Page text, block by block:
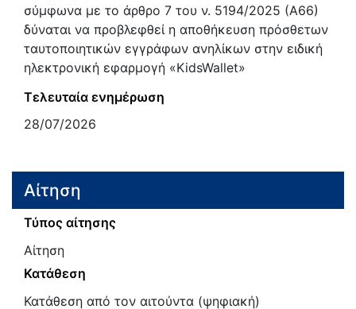
σύμφωνα με το άρθρο 7 του ν. 5194/2025 (Α66)
δύναται να προβλεφθεί η αποθήκευση πρόσθετων
ταυτοποιητικών εγγράφων ανηλίκων στην ειδική
ηλεκτρονική εφαρμογή «KidsWallet»
Τελευταία ενημέρωση
28/07/2026
Αίτηση
Τύπος αίτησης
Αίτηση
Κατάθεση
Κατάθεση από τον αιτούντα (ψηφιακή)